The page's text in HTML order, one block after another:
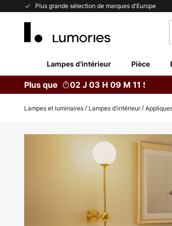
Plus grande sélection de marques d'Europe
Allez
Lampes d'intérieur Pièce
Plus que 02 J 03 H 09 M 10 S
Lampes et luminaires Lampes d'intérieur